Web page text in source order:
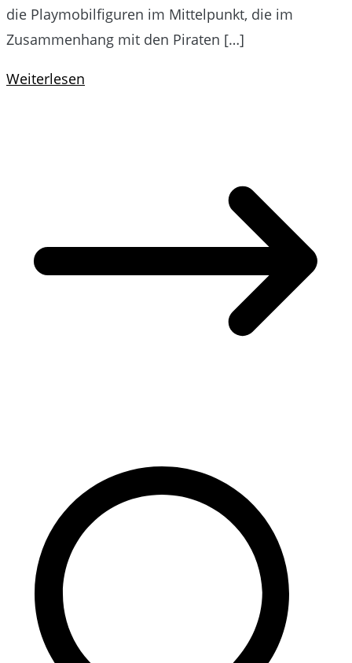
die Playmobilfiguren im Mittelpunkt, die im
Zusammenhang mit den Piraten […]
Weiterlesen